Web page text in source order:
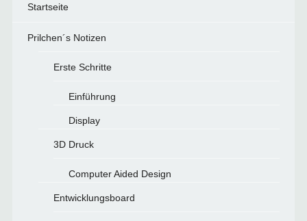
Startseite
Prilchen´s Notizen
Erste Schritte
Einführung
Display
3D Druck
Computer Aided Design
Entwicklungsboard